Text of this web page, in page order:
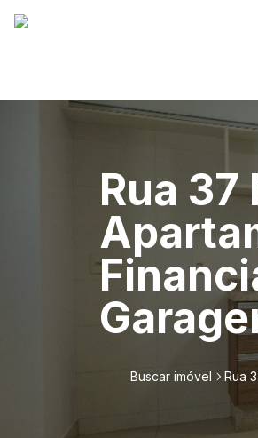
Rua 37
Buscar imóvel Rua